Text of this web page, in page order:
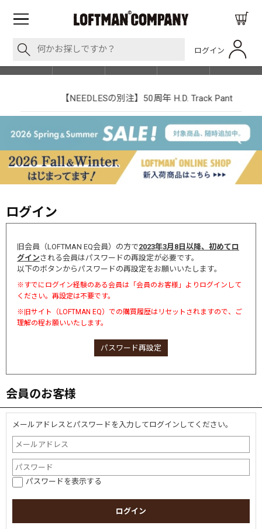
ログイン
SHOP LIST
【NEEDLESの別注】50周年 H.D. Track Pant
ログイン
旧会員（LOFTMAN EQ会員）の方で2023年3月8日以降、初めてロ
グインされる会員はパスワードの再設定が必要です。
以下のボタンからパスワードの再設定をお願いいたします。
※すでにログイン経験のある会員は「会員のお客様」よりログインして
ください。再設定は不要です。
※旧サイト（LOFTMAN EQ）での購買履歴はリセットされますので、ご
理解の程お願いいたします。
パスワード再設定
会員のお客様
メールアドレスとパスワードを入力してログインしてください。
パスワードを表示する